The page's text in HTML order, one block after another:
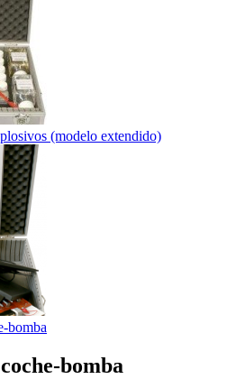
(modelo extendido)
bomba
bomba